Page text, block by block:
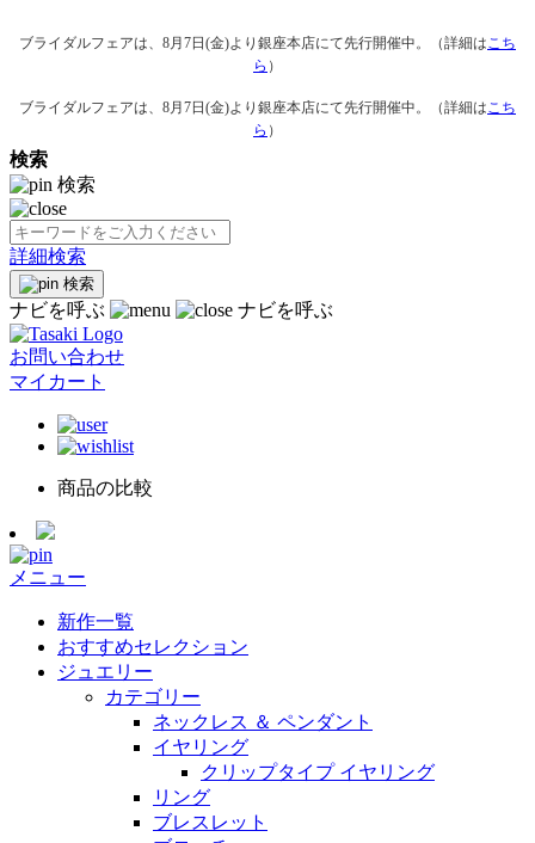
ブライダルフェアは、8月7日(金)より銀座本店にて先行開催中。（詳細はこち
ら ）
ブライダルフェアは、8月7日(金)より銀座本店にて先行開催中。（詳細はこち
ら ）
検索
検索
詳細検索
検索
ナビを呼ぶ ナビを呼ぶ
お問い合わせ
マイカート
商品の比較
メニュー
新作一覧
おすすめセレクション
ジュエリー
カテゴリー
ネックレス ＆ ペンダント
イヤリング
クリップタイプ イヤリング
リング
ブレスレット